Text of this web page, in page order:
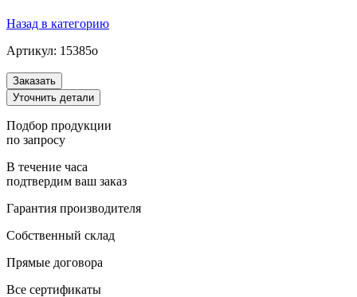
Назад в категорию
Артикул: 15385o
Заказать
Уточнить детали
Подбор продукции
по запросу
В течение часа
подтвердим ваш заказ
Гарантия производителя
Собственный склад
Прямые договора
Все сертификаты